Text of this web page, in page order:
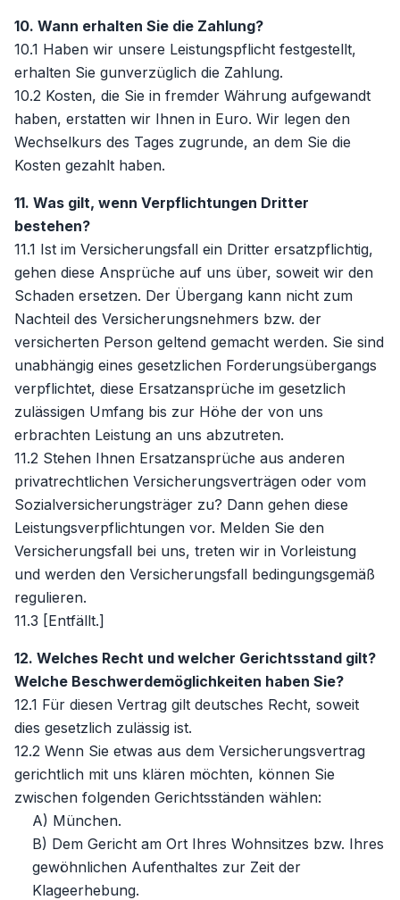
10. Wann erhalten Sie die Zahlung?
10.1 Haben wir unsere Leistungspflicht festgestellt,
erhalten Sie gunverzüglich die Zahlung.
10.2 Kosten, die Sie in fremder Währung aufgewandt
haben, erstatten wir Ihnen in Euro. Wir legen den
Wechselkurs des Tages zugrunde, an dem Sie die
Kosten gezahlt haben.
11. Was gilt, wenn Verpflichtungen Dritter
bestehen?
11.1 Ist im Versicherungsfall ein Dritter ersatzpflichtig,
gehen diese Ansprüche auf uns über, soweit wir den
Schaden ersetzen. Der Übergang kann nicht zum
Nachteil des Versicherungsnehmers bzw. der
versicherten Person geltend gemacht werden. Sie sind
unabhängig eines gesetzlichen Forderungsübergangs
verpflichtet, diese Ersatzansprüche im gesetzlich
zulässigen Umfang bis zur Höhe der von uns
erbrachten Leistung an uns abzutreten.
11.2 Stehen Ihnen Ersatzansprüche aus anderen
privatrechtlichen Versicherungsverträgen oder vom
Sozialversicherungsträger zu? Dann gehen diese
Leistungsverpflichtungen vor. Melden Sie den
Versicherungsfall bei uns, treten wir in Vorleistung
und werden den Versicherungsfall bedingungsgemäß
regulieren.
11.3 [Entfällt.]
12. Welches Recht und welcher Gerichtsstand gilt?
Welche Beschwerdemöglichkeiten haben Sie?
12.1 Für diesen Vertrag gilt deutsches Recht, soweit
dies gesetzlich zulässig ist.
12.2 Wenn Sie etwas aus dem Versicherungsvertrag
gerichtlich mit uns klären möchten, können Sie
zwischen folgenden Gerichtsständen wählen:
A) München.
B) Dem Gericht am Ort Ihres Wohnsitzes bzw. Ihres
gewöhnlichen Aufenthaltes zur Zeit der
Klageerhebung.